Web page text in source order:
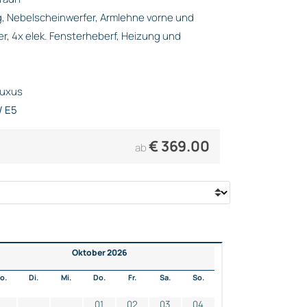
Nebelscheinwerfer, Armlehne vorne und
4x elek. Fensterheberf, Heizung und
E5
ab€369.00
Oktober 2026
Di. Mi. Do. Fr. Sa. So.
01 02 03 04